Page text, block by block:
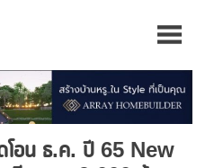
โอน ธ.ค. ปี 65 New